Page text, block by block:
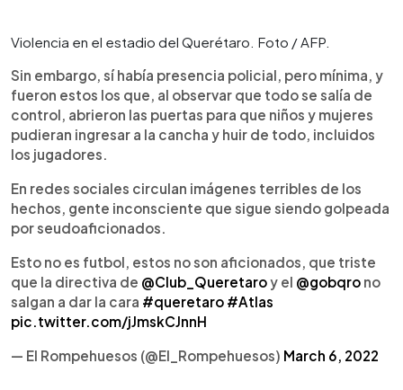
Violencia en el estadio del Querétaro. Foto / AFP.
Sin embargo, sí había presencia policial, pero mínima, y
fueron estos los que, al observar que todo se salía de
control, abrieron las puertas para que niños y mujeres
pudieran ingresar a la cancha y huir de todo, incluidos
los jugadores.
En redes sociales circulan imágenes terribles de los
hechos, gente inconsciente que sigue siendo golpeada
por seudoaficionados.
Esto no es futbol, estos no son aficionados, que triste
que la directiva de @Club_Queretaroy el @gobqro no
salgan a dar la cara #queretaro #Atlas
pic.twitter.com/jJmskCJnnH
— El Rompehuesos (@El_Rompehuesos) March 6, 2022